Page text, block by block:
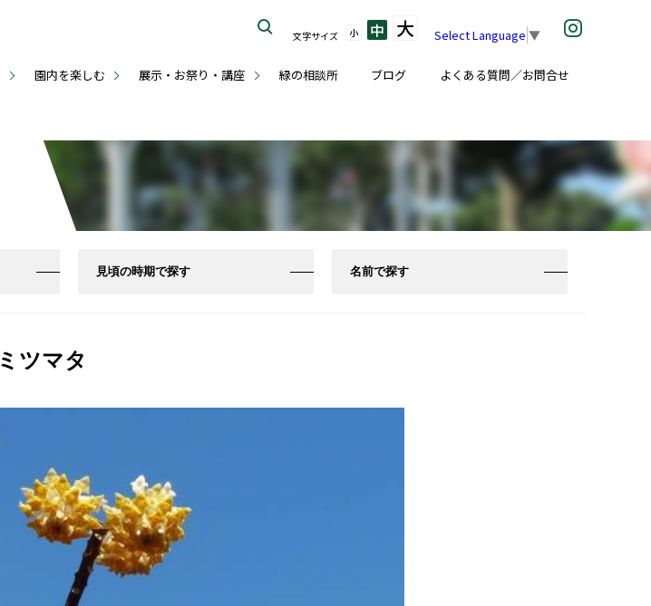
園内を楽しむ 展示・お祭り・講座 緑の相談所 ブログ よくある質問／お問合せ
文字サイズ 小 中 大 Select Language ▼
見頃の時期で探す 名前で探す
ミツマタ